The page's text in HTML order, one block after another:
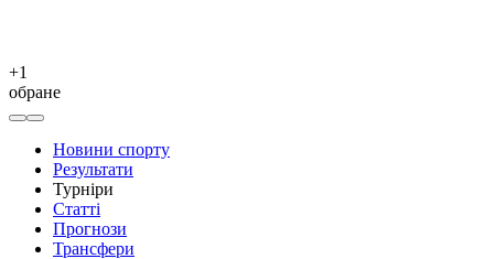
+1
обране
Новини спорту
Результати
Турніри
Статті
Прогнози
Трансфери